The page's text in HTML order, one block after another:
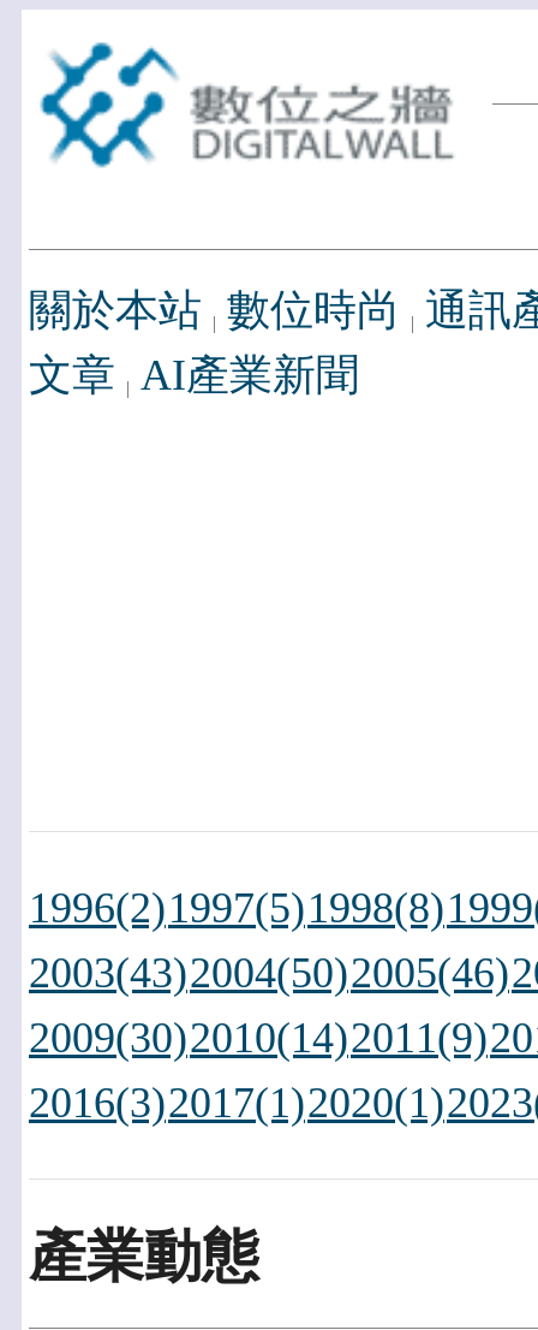
關於本站 數位時尚
通訊
文章 AI產業新聞
1996(2)1997(5)1998(8)
2003(43)2004(50)2005(46)
2009(30)2010(14)2011(9)
2016(3)2017(1)2020(1)
產業動態